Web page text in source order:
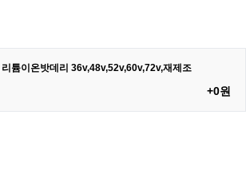
튬이온밧데리 36v,48v,52v,60v,72v,재제조
+0원